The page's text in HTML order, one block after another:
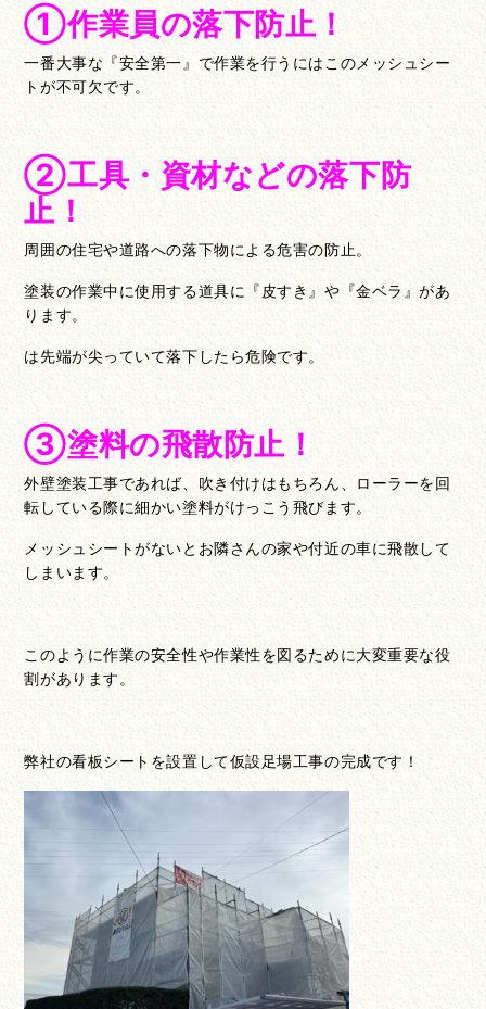
①作業員の落下防止！
一番大事な『安全第一』で作業を行うにはこのメッシュシー
トが不可欠です。
②工具・資材などの落下防
止！
周囲の住宅や道路への落下物による危害の防止。
塗装の作業中に使用する道具に『皮すき』や『金ベラ』があ
ります。
は先端が尖っていて落下したら危険です。
③塗料の飛散防止！
外壁塗装工事であれば、吹き付けはもちろん、ローラーを回
転している際に細かい塗料がけっこう飛びます。
メッシュシートがないとお隣さんの家や付近の車に飛散して
しまいます。
このように作業の安全性や作業性を図るために大変重要な役
割があります。
弊社の看板シートを設置して仮設足場工事の完成です！